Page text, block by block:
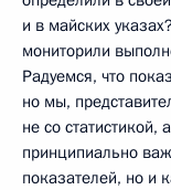
и в майских
мониторили
Радуемся, что
но мы,
не со
принципиально
показателей, но и